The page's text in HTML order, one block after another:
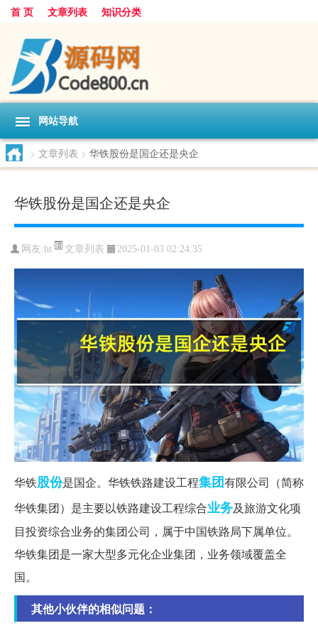
首 页 文章列表 知识分类
网站导航
> 文章列表 > 华铁股份是国企还是央企
华铁股份是国企还是央企
网友:ht 文章列表 2025-01-03 02:24:35
华铁股份是国企。华铁铁路建设工程集团有限公司（简称
华铁集团）是主要以铁路建设工程综合业务及旅游文化项
目投资综合业务的集团公司，属于中国铁路局下属单位。
华铁集团是一家大型多元化企业集团，业务领域覆盖全
国。
其他小伙伴的相似问题：